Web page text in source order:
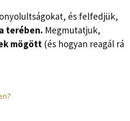
és felfedjük,
terében. Megmutatjuk,
mögött (és hogyan reagál rá